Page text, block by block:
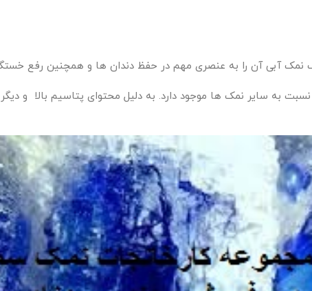
نمک آبی آن را به عنصری مهم در حفظ دندان ها و همچنین رفع
به سایر نمک ها موجود دارد. به دلیل محتوای پتاسیم بالا و دیگر